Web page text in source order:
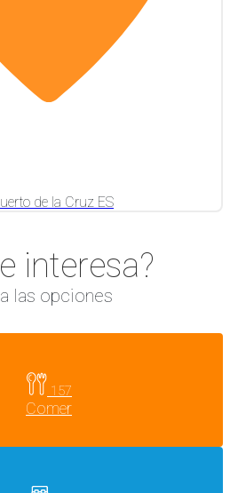
de la Cruz ES
interesa?
las opciones
157
Comer